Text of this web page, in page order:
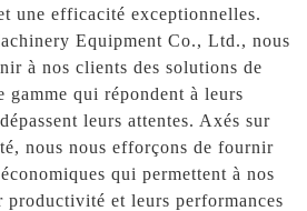
une efficacité exceptionnelles.
Equipment Co., Ltd., nous
à nos clients des solutions de
gamme qui répondent à leurs
leurs attentes. Axés sur
nous nous efforçons de fournir
qui permettent à nos
et leurs performances